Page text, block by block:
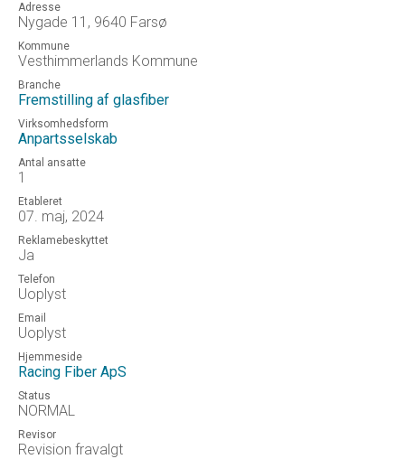
Adresse
Nygade 11, 9640 Farsø
Kommune
Vesthimmerlands Kommune
Branche
Fremstilling af glasfiber
Virksomhedsform
Anpartsselskab
Antal ansatte
1
Etableret
07. maj, 2024
Reklamebeskyttet
Ja
Telefon
Uoplyst
Email
Uoplyst
Hjemmeside
Racing Fiber ApS
Status
NORMAL
Revisor
Revision fravalgt